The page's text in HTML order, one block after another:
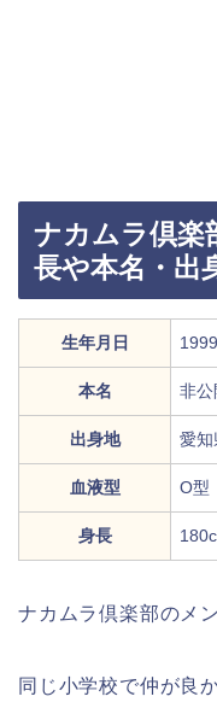
ナカムラ倶楽
長や本名・出
生年月日
本名 非公
出身地 愛知
血液型 O型
身長
ナカムラ倶楽部のメ
同じ小学校で仲が良